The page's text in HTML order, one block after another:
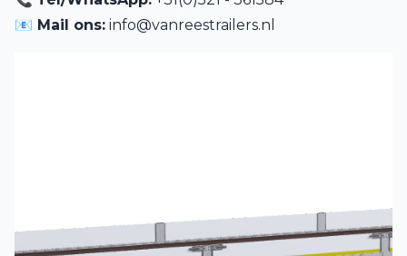
📧 Mail ons: info@vanreestrailers.nl